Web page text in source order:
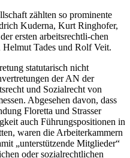
zählten so prominente
Kuderna, Kurt Ringhofer,
ersten arbeitsrechtli-chen
Helmut Tades und Rolf Veit.
statutarisch nicht
der AN der
und Sozialrecht von
Abgesehen davon, dass
Floretta und Strasser
auch Führungspositionen in
waren die Arbeiterkammern
„unterstützende Mitglieder“
oder sozialrechtlichen